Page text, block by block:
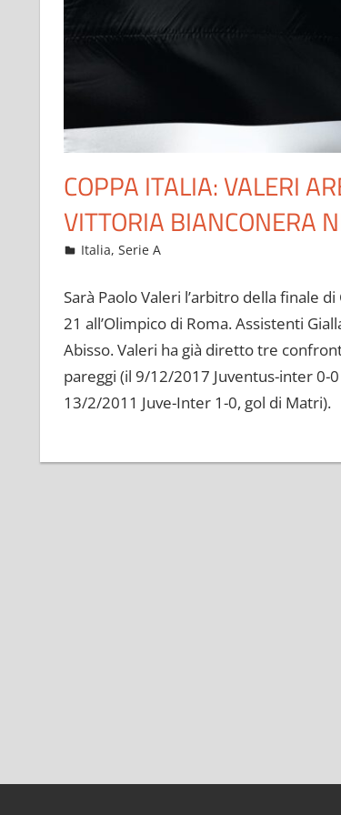
COPPA ITALIA: VALERI
VITTORIA BIANCONERA
Maggio 10, 2022
admin
Italia,Serie A
Sarà Paolo Valeri l’arbitro della finale
21 all’Olimpico di Roma. Assistenti
Abisso. Valeri ha già diretto tre
pareggi (il 9/12/2017 Juventus-inter 0-
13/2/2011 Juve-Inter 1-0, gol di Matri).